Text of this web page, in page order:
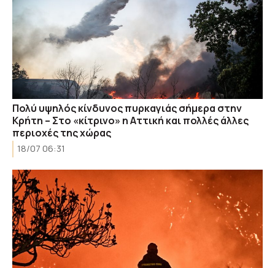
Πολύ υψηλός κίνδυνος πυρκαγιάς σήμερα στην
Κρήτη – Στο «κίτρινο» η Αττική και πολλές άλλες
περιοχές της χώρας
18/07 06:31